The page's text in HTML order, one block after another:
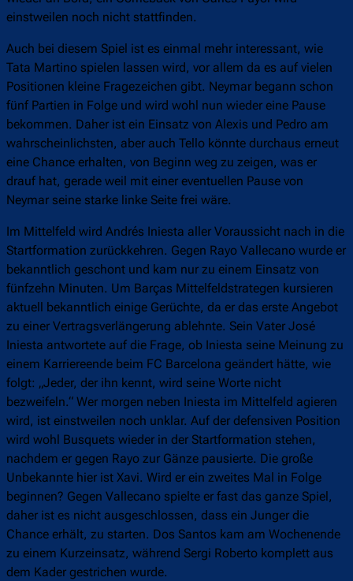
einstweilen noch nicht stattfinden.
Auch bei diesem Spiel ist es einmal mehr interessant, wie
Tata Martino spielen lassen wird, vor allem da es auf vielen
Positionen kleine Fragezeichen gibt. Neymar begann schon
fünf Partien in Folge und wird wohl nun wieder eine Pause
bekommen. Daher ist ein Einsatz von Alexis und Pedro am
wahrscheinlichsten, aber auch Tello könnte durchaus erneut
eine Chance erhalten, von Beginn weg zu zeigen, was er
drauf hat, gerade weil mit einer eventuellen Pause von
Neymar seine starke linke Seite frei wäre.
Im Mittelfeld wird Andrés Iniesta aller Voraussicht nach in die
Startformation zurückkehren. Gegen Rayo Vallecano wurde er
bekanntlich geschont und kam nur zu einem Einsatz von
fünfzehn Minuten. Um Barças Mittelfeldstrategen kursieren
aktuell bekanntlich einige Gerüchte, da er das erste Angebot
zu einer Vertragsverlängerung ablehnte. Sein Vater José
Iniesta antwortete auf die Frage, ob Iniesta seine Meinung zu
einem Karriereende beim FC Barcelona geändert hätte, wie
folgt: „Jeder, der ihn kennt, wird seine Worte nicht
bezweifeln.“ Wer morgen neben Iniesta im Mittelfeld agieren
wird, ist einstweilen noch unklar. Auf der defensiven Position
wird wohl Busquets wieder in der Startformation stehen,
nachdem er gegen Rayo zur Gänze pausierte. Die große
Unbekannte hier ist Xavi. Wird er ein zweites Mal in Folge
beginnen? Gegen Vallecano spielte er fast das ganze Spiel,
daher ist es nicht ausgeschlossen, dass ein Junger die
Chance erhält, zu starten. Dos Santos kam am Wochenende
zu einem Kurzeinsatz, während Sergi Roberto komplett aus
dem Kader gestrichen wurde.